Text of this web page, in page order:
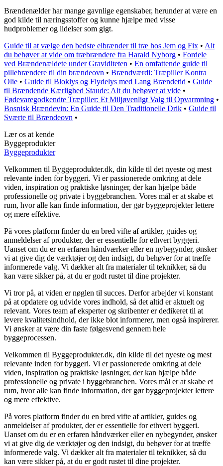
Brændenælder har mange gavnlige egenskaber, herunder at være en
god kilde til næringsstoffer og kunne hjælpe med visse
hudproblemer og lidelser som gigt.
Guide til at vælge den bedste elbrænder til træ hos Jem og Fix • Alt
du behøver at vide om træbrændere fra Harald Nyborg • Fordele
ved Brændenældete under Graviditeten • En omfattende guide til
pillebrændere til din brændeovn • Brændværdi: Træpiller Kontra
Olie • Guide til Bloklys og Flydelys med Lang Brændetid • Guide
til Brændende Kærlighed Staude: Alt du behøver at vide •
Fødevaregodkendte Træpiller: Et Miljøvenligt Valg til Opvarmning •
Bosnisk Brændevin: En Guide til Den Traditionelle Drik • Guide til
Sværte til Brændeovn •
Lær os at kende
Byggeprodukter
Byggeprodukter
Velkommen til Byggeprodukter.dk, din kilde til det nyeste og mest
relevante inden for byggeri. Vi er passionerede omkring at dele
viden, inspiration og praktiske løsninger, der kan hjælpe både
professionelle og private i byggebranchen. Vores mål er at skabe et
rum, hvor alle kan finde information, der gør byggeprojekter lettere
og mere effektive.
På vores platform finder du en bred vifte af artikler, guides og
anmeldelser af produkter, der er essentielle for ethvert byggeri.
Uanset om du er en erfaren håndværker eller en nybegynder, ønsker
vi at give dig de værktøjer og den indsigt, du behøver for at træffe
informerede valg. Vi dækker alt fra materialer til teknikker, så du
kan være sikker på, at du er godt rustet til dine projekter.
Vi tror på, at viden er nøglen til succes. Derfor arbejder vi konstant
på at opdatere og udvide vores indhold, så det altid er aktuelt og
relevant. Vores team af eksperter og skribenter er dedikeret til at
levere kvalitetsindhold, der ikke blot informerer, men også inspirerer.
Vi ønsker at være din faste følgesvend gennem hele
byggeprocessen.
Velkommen til Byggeprodukter.dk, din kilde til det nyeste og mest
relevante inden for byggeri. Vi er passionerede omkring at dele
viden, inspiration og praktiske løsninger, der kan hjælpe både
professionelle og private i byggebranchen. Vores mål er at skabe et
rum, hvor alle kan finde information, der gør byggeprojekter lettere
og mere effektive.
På vores platform finder du en bred vifte af artikler, guides og
anmeldelser af produkter, der er essentielle for ethvert byggeri.
Uanset om du er en erfaren håndværker eller en nybegynder, ønsker
vi at give dig de værktøjer og den indsigt, du behøver for at træffe
informerede valg. Vi dækker alt fra materialer til teknikker, så du
kan være sikker på, at du er godt rustet til dine projekter.